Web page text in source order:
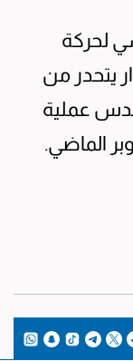
لحركة
يتحدر من
عملية
الماضي.